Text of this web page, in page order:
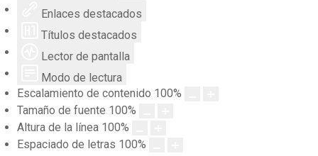
Enlaces destacados
Títulos destacados
Lector de pantalla
Modo de lectura
Escalamiento de contenido 100%
Tamaño de fuente 100%
Altura de la línea 100%
Espaciado de letras 100%